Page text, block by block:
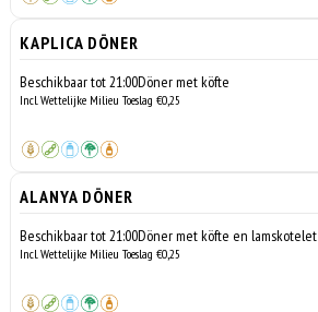
KAPLICA DÖNER
Beschikbaar tot 21:00Döner met köfte
Incl. Wettelijke Milieu Toeslag €0,25
ALANYA DÖNER
Beschikbaar tot 21:00Döner met köfte en lamskotelet
Incl. Wettelijke Milieu Toeslag €0,25